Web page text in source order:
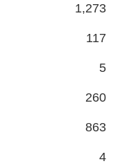
1,273
117
5
260
863
4